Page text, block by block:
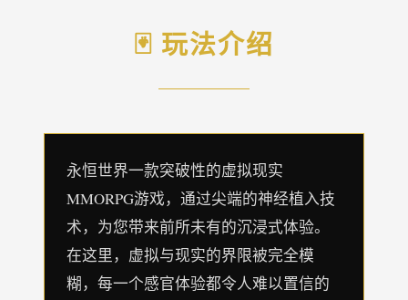
🃏 玩法介绍
永恒世界一款突破性的虚拟现实
MMORPG游戏，通过尖端的神经植入技
术，为您带来前所未有的沉浸式体验。
在这里，虚拟与现实的界限被完全模
糊，每一个感官体验都令人难以置信的